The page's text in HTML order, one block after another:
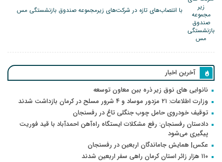
با انتصاب‌های تازه در شرکت‌های زیرمجموعه صندوق بازنشستگی مس
آخرین اخبار
نانوایی های نوق زیر ذره بین معاون توسعه
وزارت اطلاعات: ۲۱ مزدور موساد و ۴ شرور مسلح در کرمان بازداشت شدند
توقیف خودروی حامل چوب جنگلی تاغ در رفسنجان
دادستان رفسنجان: رفع مشکلات ایستگاه راه‌آهن احمدآباد با قید فوریت
پیگیری می‌شود
عکس| همایش جاماندگان اربعین در رفسنجان
۱۱۰ هزار زائر استان کرمان راهی سفر اربعین شدند